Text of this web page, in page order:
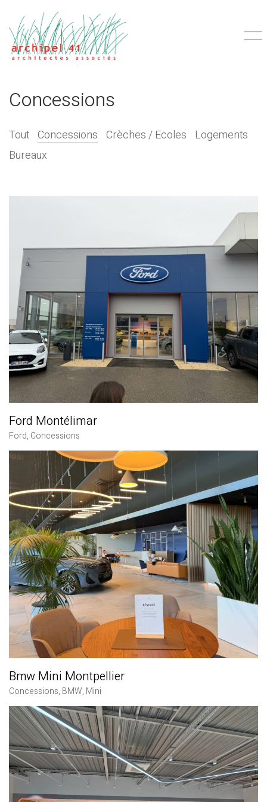
Concessions
Tout Concessions Crèches / Ecoles Logements
Bureaux
Ford Montélimar
Ford, Concessions
Bmw Mini Montpellier
Concessions, BMW, Mini